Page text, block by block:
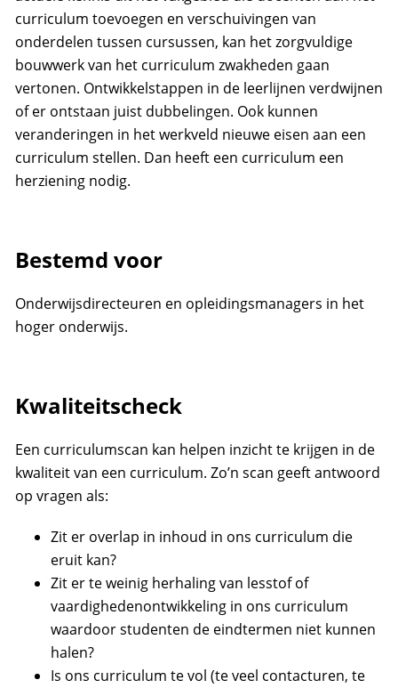
curriculum toevoegen en verschuivingen van
onderdelen tussen cursussen, kan het zorgvuldige
bouwwerk van het curriculum zwakheden gaan
vertonen. Ontwikkelstappen in de leerlijnen verdwijnen
of er ontstaan juist dubbelingen. Ook kunnen
veranderingen in het werkveld nieuwe eisen aan een
curriculum stellen. Dan heeft een curriculum een
herziening nodig.
Bestemd voor
Onderwijsdirecteuren en opleidingsmanagers in het
hoger onderwijs.
Kwaliteitscheck
Een curriculumscan kan helpen inzicht te krijgen in de
kwaliteit van een curriculum. Zo’n scan geeft antwoord
op vragen als:
Zit er overlap in inhoud in ons curriculum die
eruit kan?
Zit er te weinig herhaling van lesstof of
vaardighedenontwikkeling in ons curriculum
waardoor studenten de eindtermen niet kunnen
halen?
Is ons curriculum te vol (te veel contacturen, te